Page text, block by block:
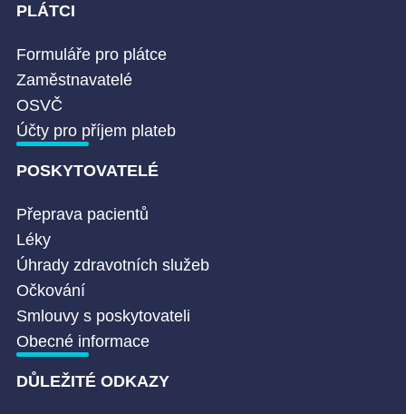
PLÁTCI
Formuláře pro plátce
Zaměstnavatelé
OSVČ
Účty pro příjem plateb
POSKYTOVATELÉ
Přeprava pacientů
Léky
Úhrady zdravotních služeb
Očkování
Smlouvy s poskytovateli
Obecné informace
DŮLEŽITÉ ODKAZY